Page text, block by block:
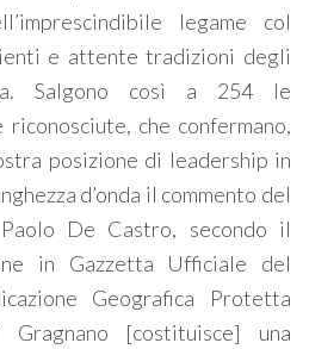
legame col
e attente tradizioni degli
Salgono così a 254 le
che confermano,
posizione di leadership in
d’onda il commento del
De Castro, secondo il
in Gazzetta Ufficiale del
Geografica Protetta
[costituisce] una